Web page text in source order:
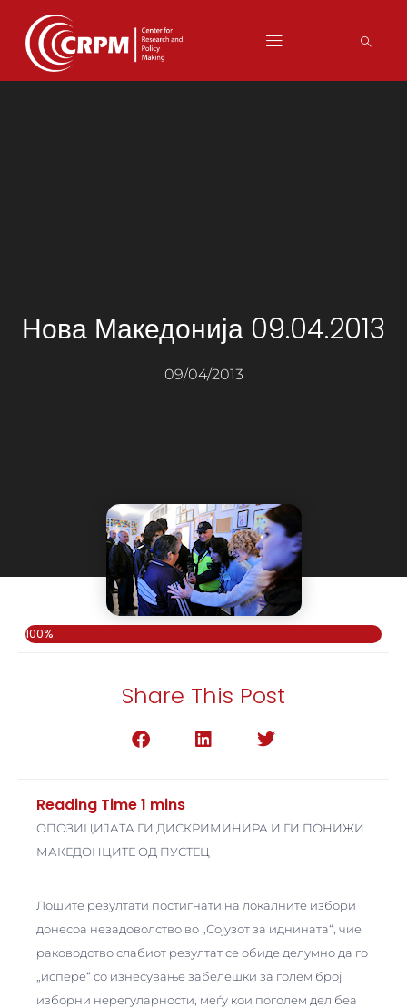
Нова Македонија 09.04.2013
09/04/2013
100%
Share This Post
ОПОЗИЦИЈАТА ГИ ДИСКРИМИНИРА И ГИ ПОНИЖИ
МАКЕДОНЦИТЕ ОД ПУСТЕЦ
Лошите резултати постигнати на локалните избори
донесоа незадоволство во „Сојузот за иднината“, чие
раководство слабиот резултат се обиде делумно да го
„испере“ со изнесување забелешки за голем број
изборни нерегуларности, меѓу кои поголем дел беа